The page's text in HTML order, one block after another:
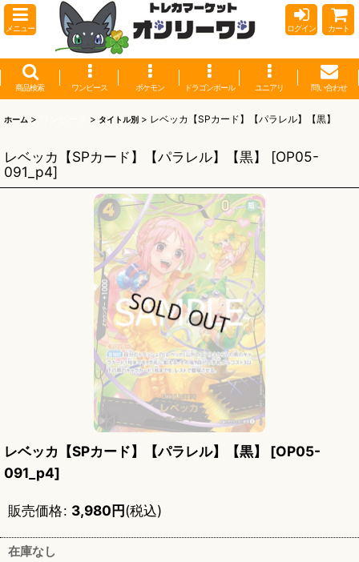
メニュー ログイン カート
商品検索 ワンピース ポケモン ドラゴンボール ユニアリ 問い合わせ
ホーム > > タイトル別 > レベッカ【SPカード】【パラレル】【黒】
レベッカ【SPカード】【パラレル】【黒】 [OP05-
091_p4]
レベッカ【SPカード】【パラレル】【黒】 [OP05-
091_p4]
販売価格: 3,980円(税込)
在庫なし